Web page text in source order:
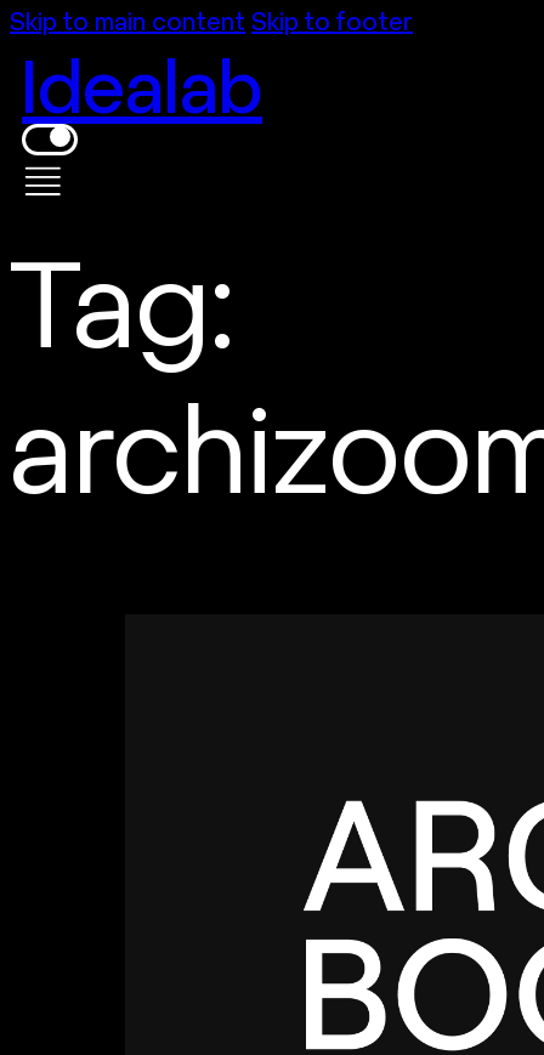
Skip to main content Skip to footer
Idealab
Tag: